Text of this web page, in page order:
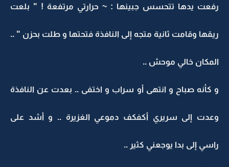
رفعت يدها تتحسس جبينها : ~ حرارتي مرتفعة ! " بلعت
ريقها وقامت ثانية متجه إلى النافذة فتحتها و طلت بحزن " ..
المكان خالي موحش ..
و كأنه صباح و انتهى أو سراب و اختفى .. بعدت عن النافذة
وعدت إلى سريري أكفكف دموعي الغزيرة .. و أشد على
راسي إلى بدا يوجعني كثير ..